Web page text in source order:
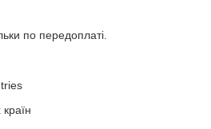
по передоплаті.